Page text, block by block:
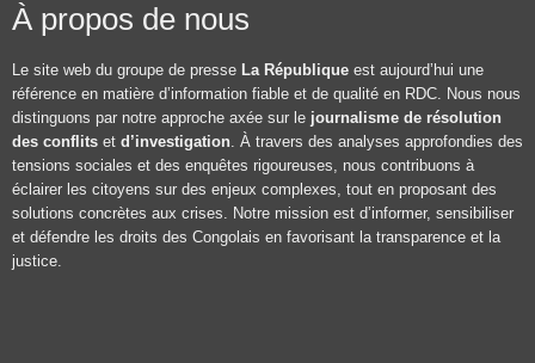
À propos de nous
Le site web du groupe de presse La République est aujourd’hui une
référence en matière d’information fiable et de qualité en RDC. Nous nous
distinguons par notre approche axée sur le journalisme de résolution
des conflits et d’investigation. À travers des analyses approfondies des
tensions sociales et des enquêtes rigoureuses, nous contribuons à
éclairer les citoyens sur des enjeux complexes, tout en proposant des
solutions concrètes aux crises. Notre mission est d’informer, sensibiliser
et défendre les droits des Congolais en favorisant la transparence et la
justice.